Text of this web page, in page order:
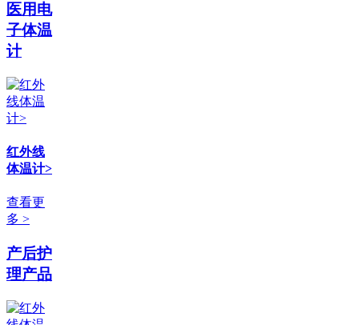
医用电
子体温
计
红外线
体温计>
查看更
多 >
产后护
理产品